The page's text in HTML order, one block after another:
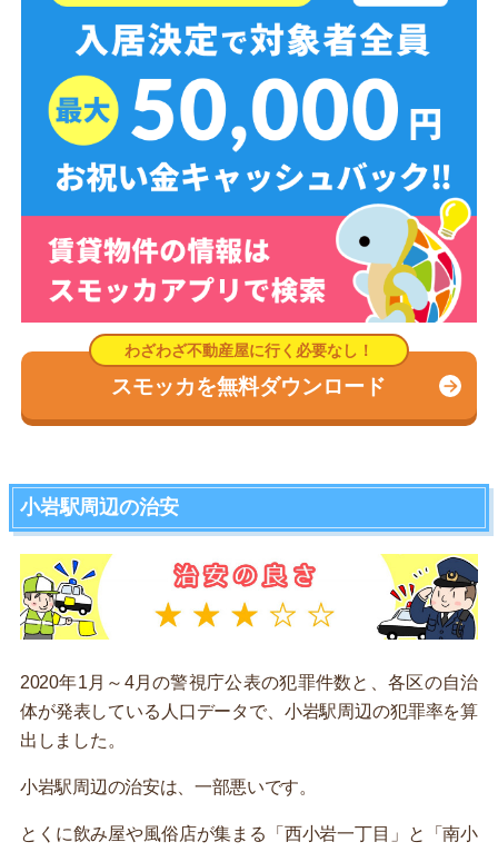
スモッカを無料ダウンロード
小岩駅周辺の治安
2020年1月～4月の警視庁公表の犯罪件数と、各区の自治
体が発表している人口データで、小岩駅周辺の犯罪率を算
出しました。
小岩駅周辺の治安は、一部悪いです。
とくに飲み屋や風俗店が集まる「西小岩一丁目」と「南小